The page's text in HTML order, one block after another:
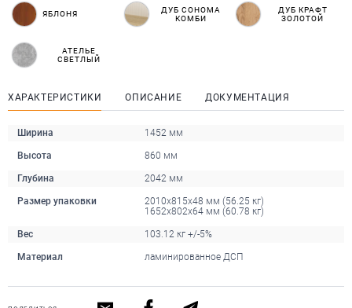
ЯБЛОНЯ
ДУБ СОНОМА
КОМБИ
ДУБ КРАФТ
ЗОЛОТОЙ
АТЕЛЬЕ
СВЕТЛЫЙ
ХАРАКТЕРИСТИКИ ОПИСАНИЕ ДОКУМЕНТАЦИЯ
Ширина 1452 мм
Высота 860 мм
Глубина 2042 мм
Размер упаковки
2010x815x48 мм (56.25 кг)
1652x802x64 мм (60.78 кг)
Вес 103.12 кг +/-5%
Материал ламинированное ДСП